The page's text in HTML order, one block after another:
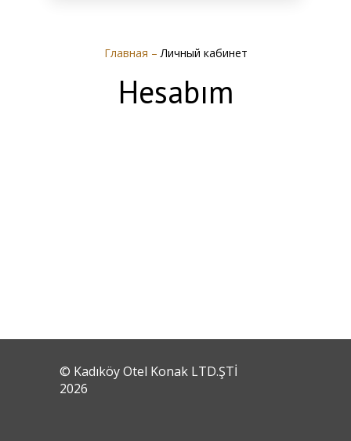
Главная –Личный кабинет
Hesabım
© Kadıköy Otel Konak LTD.ŞTİ
2026